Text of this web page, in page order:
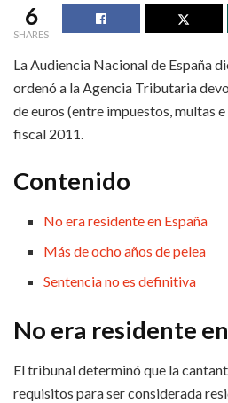
6
SHARES
La Audiencia Nacional de España
ordenó a la Agencia Tributaria
de euros (entre impuestos, multas
fiscal 2011.
Contenido
No era residente en España
Más de ocho años de pelea
Sentencia no es definitiva
No era residente
El tribunal determinó que la
requisitos para ser considerada